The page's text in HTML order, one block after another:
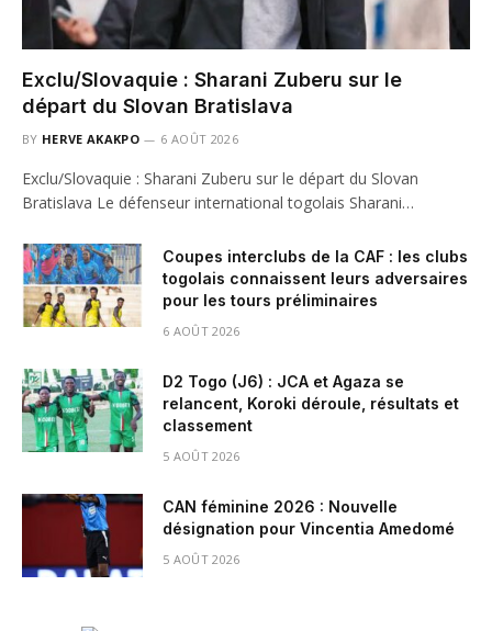
Exclu/Slovaquie : Sharani Zuberu sur le
départ du Slovan Bratislava
BY HERVE AKAKPO 6 AOÛT 2026
Exclu/Slovaquie : Sharani Zuberu sur le départ du Slovan
Bratislava Le défenseur international togolais Sharani…
Coupes interclubs de la CAF : les clubs
togolais connaissent leurs adversaires
pour les tours préliminaires
6 AOÛT 2026
D2 Togo (J6) : JCA et Agaza se
relancent, Koroki déroule, résultats et
classement
5 AOÛT 2026
CAN féminine 2026 : Nouvelle
désignation pour Vincentia Amedomé
5 AOÛT 2026